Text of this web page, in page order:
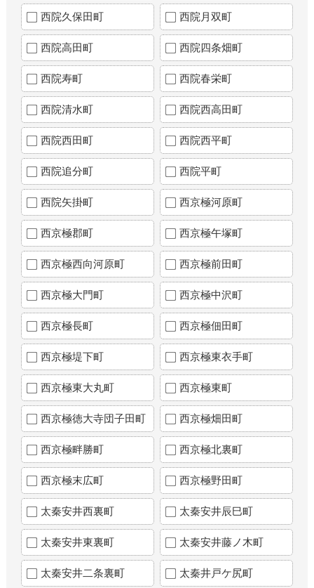
西院久保田町 西院月双町
西院高田町 西院四条畑町
西院寿町 西院春栄町
西院清水町 西院西高田町
西院西田町 西院西平町
西院追分町 西院平町
西院矢掛町 西京極河原町
西京極郡町 西京極午塚町
西京極西向河原町 西京極前田町
西京極大門町 西京極中沢町
西京極長町 西京極佃田町
西京極堤下町 西京極東衣手町
西京極東大丸町 西京極東町
西京極徳大寺団子田町 西京極畑田町
西京極畔勝町 西京極北裏町
西京極末広町 西京極野田町
太秦安井西裏町 太秦安井辰巳町
太秦安井東裏町 太秦安井藤ノ木町
太秦安井二条裏町 太秦井戸ケ尻町